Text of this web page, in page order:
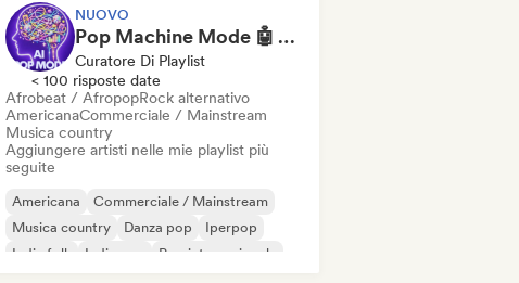
NUOVO
Pop Machine Mode 🤖 AI Music, Indie Pop & Dream Pop
Curatore Di Playlist
< 100 risposte date
Afrobeat / AfropopRock alternativo
AmericanaCommerciale / Mainstream
Musica country
Aggiungere artisti nelle mie playlist più
seguite
Americana
Commerciale / Mainstream
Musica country
Danza pop
Iperpop
Indie folk
Indie pop Pop internazionale